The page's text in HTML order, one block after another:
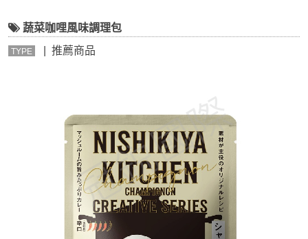
蔬菜咖哩風味調理包
TYPE | 推薦商品